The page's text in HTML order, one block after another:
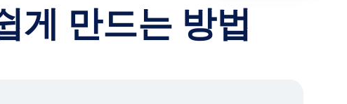
리뷰 블로그
게 만드는 방법